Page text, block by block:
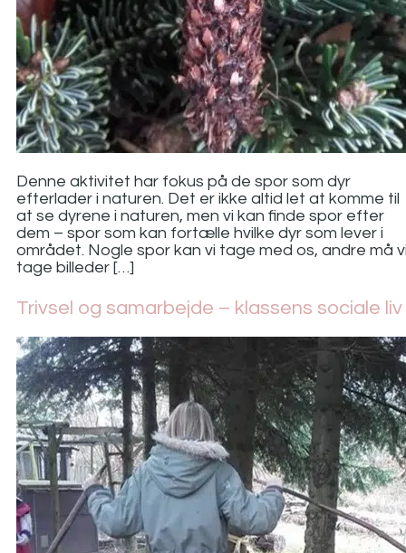
Denne aktivitet har fokus på de spor som dyr
efterlader i naturen. Det er ikke altid let at komme til
at se dyrene i naturen, men vi kan finde spor efter
dem – spor som kan fortælle hvilke dyr som lever i
området. Nogle spor kan vi tage med os, andre må
tage billeder […]
Trivsel og samarbejde – klassens sociale liv